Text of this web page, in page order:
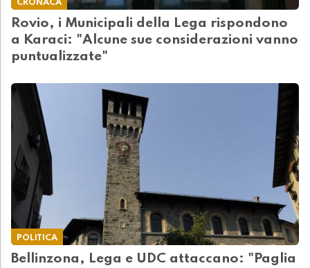
CRONACA
Rovio, i Municipali della Lega rispondono
a Karaci: "Alcune sue considerazioni vanno
puntualizzate"
POLITICA
Bellinzona, Lega e UDC attaccano: "Paglia